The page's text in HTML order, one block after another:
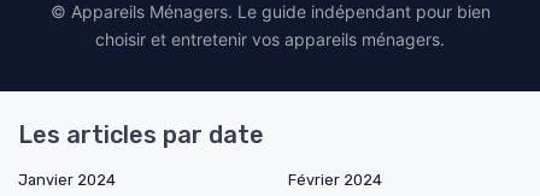
© Appareils Ménagers. Le guide indépendant pour bien
choisir et entretenir vos appareils ménagers.
Les articles par date
Janvier 2024
Février 2024